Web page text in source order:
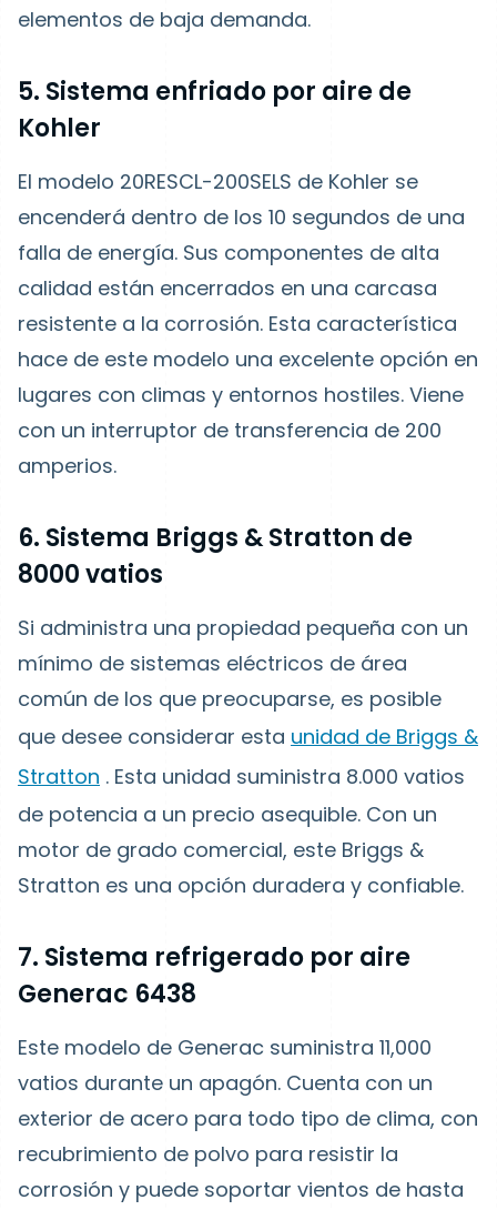
elementos de baja demanda.
5. Sistema enfriado por aire de
Kohler
El modelo 20RESCL-200SELS de Kohler se
encenderá dentro de los 10 segundos de una
falla de energía. Sus componentes de alta
calidad están encerrados en una carcasa
resistente a la corrosión. Esta característica
hace de este modelo una excelente opción en
lugares con climas y entornos hostiles. Viene
con un interruptor de transferencia de 200
amperios.
6. Sistema Briggs & Stratton de
8000 vatios
Si administra una propiedad pequeña con un
mínimo de sistemas eléctricos de área
común de los que preocuparse, es posible
que desee considerar esta unidad de Briggs &
Stratton . Esta unidad suministra 8.000 vatios
de potencia a un precio asequible. Con un
motor de grado comercial, este Briggs &
Stratton es una opción duradera y confiable.
7. Sistema refrigerado por aire
Generac 6438
Este modelo de Generac suministra 11,000
vatios durante un apagón. Cuenta con un
exterior de acero para todo tipo de clima, con
recubrimiento de polvo para resistir la
corrosión y puede soportar vientos de hasta